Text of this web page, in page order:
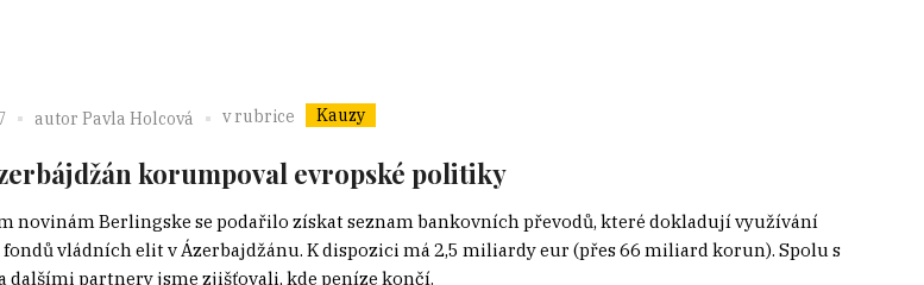
autor Pavla Holcová v rubrice Kauzy
korumpoval evropské politiky
novinám Berlingske se podařilo získat seznam bankovních převodů, které dokladují využívání
vládních elit v Ázerbajdžánu. K dispozici má 2,5 miliardy eur (přes 66 miliard korun). Spolu s
a dalšími partnery jsme zjišťovali, kde peníze končí.